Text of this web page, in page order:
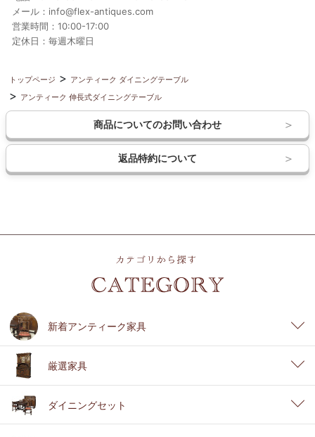
メール：info@flex-antiques.com
営業時間：10:00-17:00
定休日：毎週木曜日
トップページ
アンティーク ダイニングテーブル
アンティーク 伸長式ダイニングテーブル
商品についてのお問い合わせ
返品特約について
新着アンティーク家具
厳選家具
ダイニングセット